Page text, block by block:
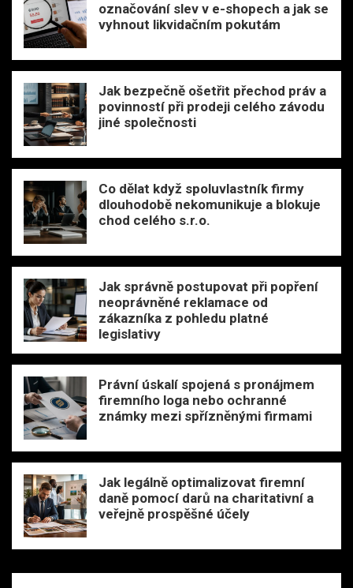
označování slev v e-shopech a jak se
vyhnout likvidačním pokutám
Jak bezpečně ošetřit přechod práv a
povinností při prodeji celého závodu
jiné společnosti
Co dělat když spoluvlastník firmy
dlouhodobě nekomunikuje a blokuje
chod celého s.r.o.
Jak správně postupovat při popření
neoprávněné reklamace od
zákazníka z pohledu platné
legislativy
Právní úskalí spojená s pronájmem
firemního loga nebo ochranné
známky mezi spřízněnými firmami
Jak legálně optimalizovat firemní
daně pomocí darů na charitativní a
veřejně prospěšné účely